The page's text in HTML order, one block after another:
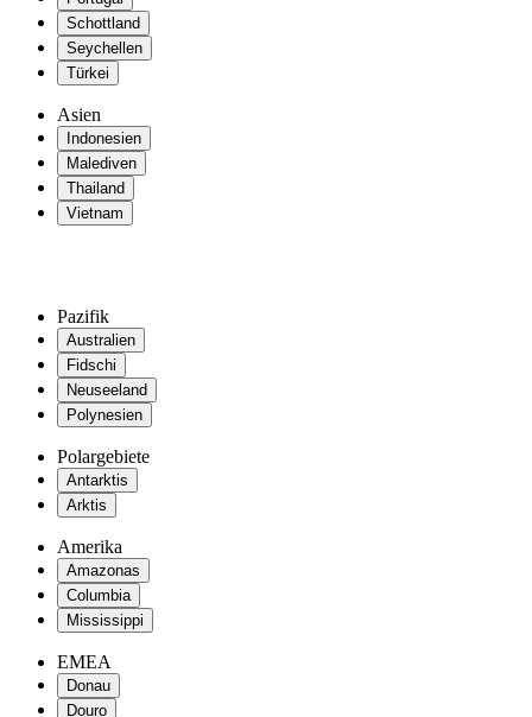
Schottland
Seychellen
Türkei
Asien
Indonesien
Malediven
Thailand
Vietnam
Pazifik
Australien
Fidschi
Neuseeland
Polynesien
Polargebiete
Antarktis
Arktis
Amerika
Amazonas
Columbia
Mississippi
EMEA
Donau
Douro